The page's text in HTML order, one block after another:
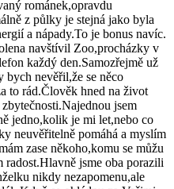
románek,opravdu
z půlky je stejná jako byla
a nápady.To je bonus navíc.
navštívil Zoo,procházky v
každý den.Samozřejmě už
nevěřil,že se něco
to rád.Člověk hned na život
jsem
jedno,kolik je mi let,nebo co
neuvěřitelně pomáhá a myslím
zase někoho,komu se můžu
radost.Hlavně jsme oba porazili
nikdy nezapomenu,ale